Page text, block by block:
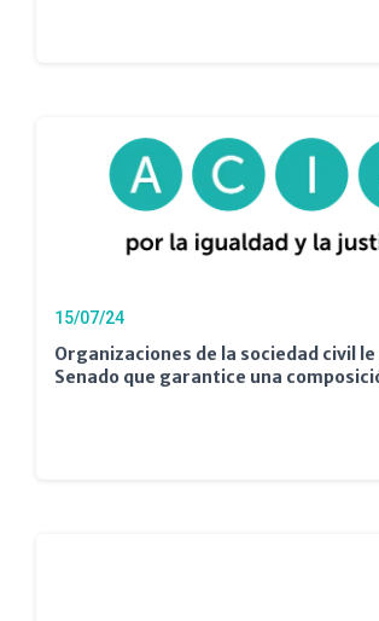
15/07/24
Organizaciones de la sociedad civil le
Senado que garantice una